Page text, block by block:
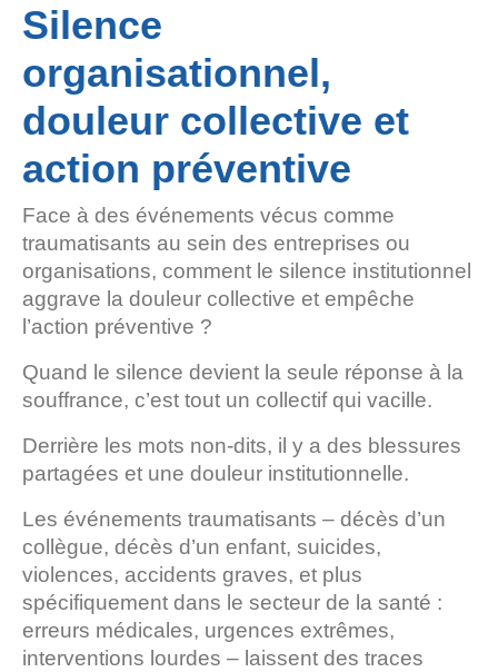
Silence
organisationnel,
douleur collective et
action préventive
Face à des événements vécus comme
traumatisants au sein des entreprises ou
organisations, comment le silence institutionnel
aggrave la douleur collective et empêche
l’action préventive ?
Quand le silence devient la seule réponse à la
souffrance, c’est tout un collectif qui vacille.
Derrière les mots non-dits, il y a des blessures
partagées et une douleur institutionnelle.
Les événements traumatisants – décès d’un
collègue, décès d’un enfant, suicides,
violences, accidents graves, et plus
spécifiquement dans le secteur de la santé :
erreurs médicales, urgences extrêmes,
interventions lourdes – laissent des traces